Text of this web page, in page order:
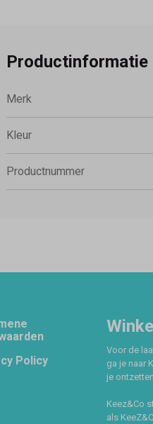
Productinformatie
Merk
Kleur
Productnummer
Policy
Voor de
ga je naar
je
Keez&Co
als